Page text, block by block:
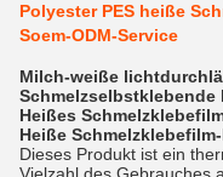
Polyester PES heiße
Soem-ODM-Service
Milch-weiße
Schmelzselbstklebende
Heißes
Heiße
Dieses Produkt ist ein